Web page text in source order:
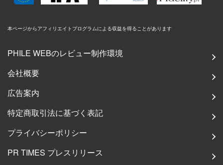
本ページからアフィリエイトプログラムによる収益を得ることがあります
PHILE WEBのレビュー制作環境
会社概要
広告案内
特定商取引法に基づく表記
プライバシーポリシー
PR TIMES プレスリリース